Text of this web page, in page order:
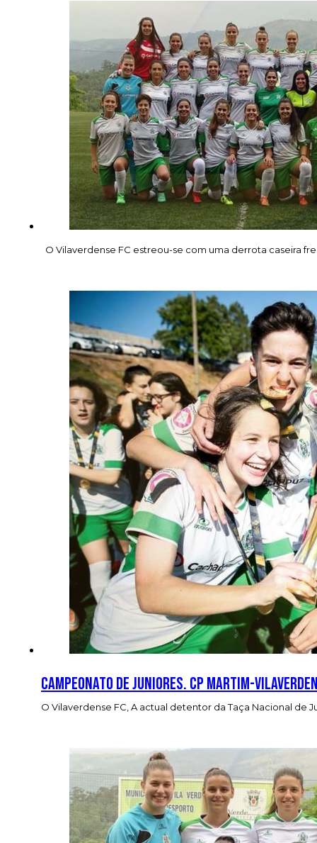
O Vilaverdense FC estreou-se com uma derrota caseira
Campeonato de Juniores. CP Martim-
O Vilaverdense FC, A actual detentor da Taça Nacional